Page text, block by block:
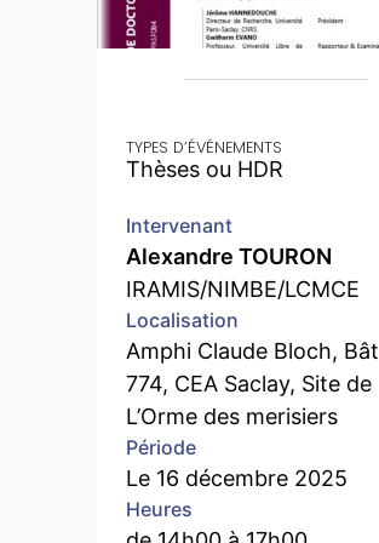
TYPES D’ÉVÉNEMENTS
Thèses ou HDR
Intervenant
Alexandre TOURON
IRAMIS/NIMBE/LCMCE
Localisation
Amphi Claude Bloch, Bât
774, CEA Saclay, Site de
L’Orme des merisiers
Période
Le 16 décembre 2025
Heures